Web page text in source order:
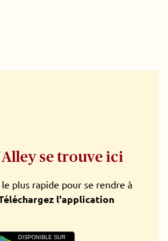
se trouve ici
plus rapide pour se rendre à
l'application
DISPONIBLE SUR